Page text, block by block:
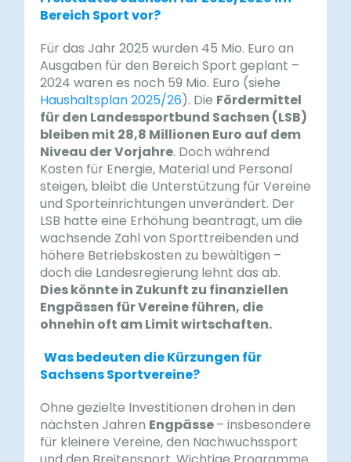
Bereich Sport vor?
Für das Jahr 2025 wurden 45 Mio. Euro an
Ausgaben für den Bereich Sport geplant –
2024 waren es noch 59 Mio. Euro (siehe
Haushaltsplan 2025/26). Die Fördermittel
für den Landessportbund Sachsen (LSB)
bleiben mit 28,8 Millionen Euro auf dem
Niveau der Vorjahre. Doch während
Kosten für Energie, Material und Personal
steigen, bleibt die Unterstützung für Vereine
und Sporteinrichtungen unverändert. Der
LSB hatte eine Erhöhung beantragt, um die
wachsende Zahl von Sporttreibenden und
höhere Betriebskosten zu bewältigen –
doch die Landesregierung lehnt das ab.
Dies könnte in Zukunft zu finanziellen
Engpässen für Vereine führen, die
ohnehin oft am Limit wirtschaften.
Was bedeuten die Kürzungen für
Sachsens Sportvereine?
Ohne gezielte Investitionen drohen in den
nächsten Jahren Engpässe– insbesondere
für kleinere Vereine, den Nachwuchssport